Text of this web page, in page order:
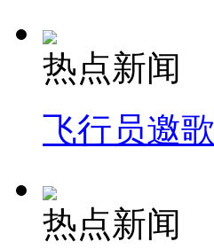
热点新闻
飞行员邀
热点新闻